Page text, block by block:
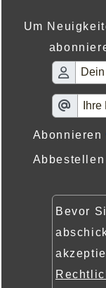
Um
Abonnieren
Abbestellen
Bevor